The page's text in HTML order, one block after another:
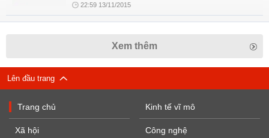
22:59 13/11/2015
Xem thêm
Lên đầu trang
Trang chủ
Xã hội
Kinh tế vĩ mô
Công nghệ